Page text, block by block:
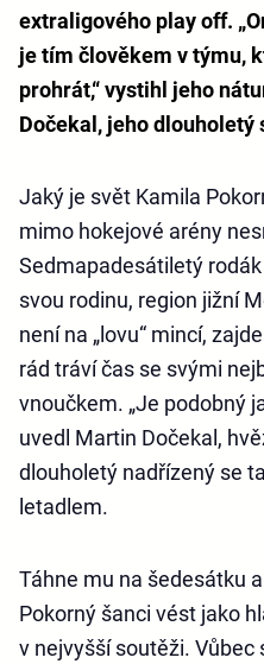
extraligového play off.
je tím člověkem v týmu,
prohrát,“ vystihl jeho
Dočekal, jeho dlouholetý
Jaký je svět Kamila
mimo hokejové arény
Sedmapadesátiletý
svou rodinu, region jižní
není na „lovu“ mincí,
rád tráví čas se svými
vnoučkem. „Je podobný
uvedl Martin Dočekal,
dlouholetý nadřízený se
letadlem.
Táhne mu na šedesátku
Pokorný šanci vést jako
v nejvyšší soutěži. Vůbec